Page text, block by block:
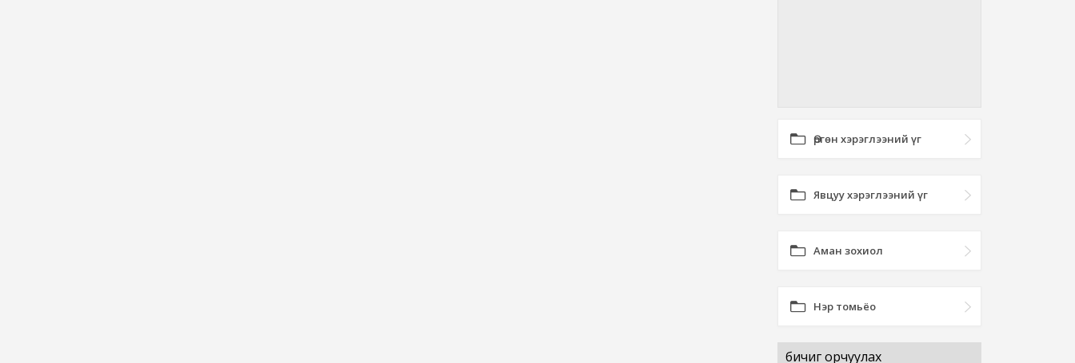
Өргөн хэрэглээний үг
Явцуу хэрэглээний үг
Аман зохиол
Нэр томьёо
бичиг орчуулах